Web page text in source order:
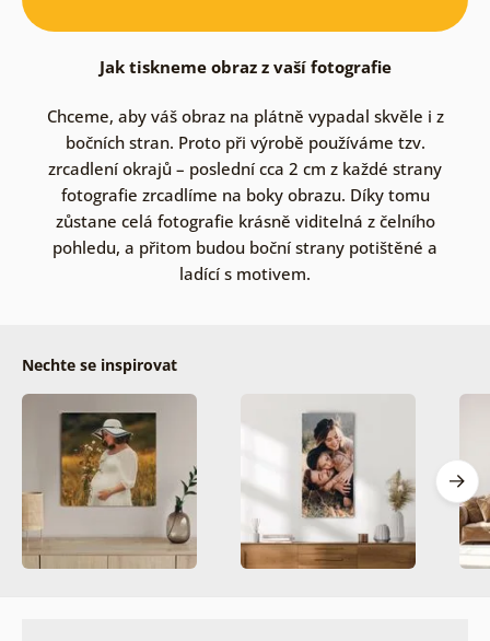
Jak tiskneme obraz z vaší fotografie
Chceme, aby váš obraz na plátně vypadal skvěle i z
bočních stran. Proto při výrobě používáme tzv.
zrcadlení okrajů – poslední cca 2 cm z každé strany
fotografie zrcadlíme na boky obrazu. Díky tomu
zůstane celá fotografie krásně viditelná z čelního
pohledu, a přitom budou boční strany potištěné a
ladící s motivem.
Nechte se inspirovat